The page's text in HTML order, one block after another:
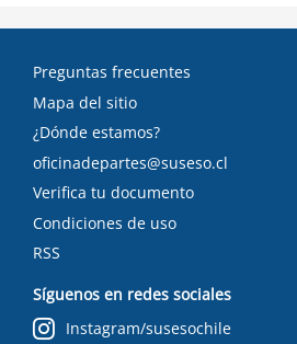
Preguntas frecuentes
Mapa del sitio
¿Dónde estamos?
oficinadepartes@suseso.cl
Verifica tu documento
Condiciones de uso
RSS
Síguenos en redes sociales
Instagram/susesochile